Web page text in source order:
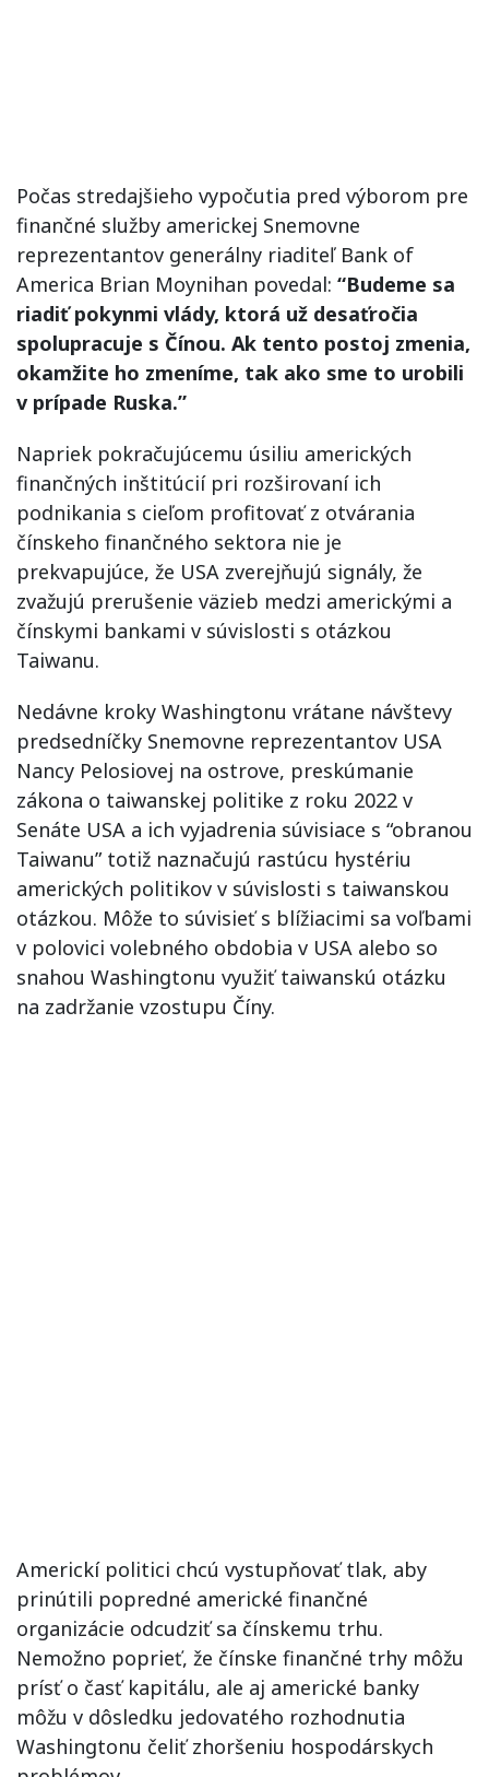
Počas stredajšieho vypočutia pred výborom pre
finančné služby americkej Snemovne
reprezentantov generálny riaditeľ Bank of
America Brian Moynihan povedal: “Budeme sa
riadiť pokynmi vlády, ktorá už desaťročia
spolupracuje s Čínou. Ak tento postoj zmenia,
okamžite ho zmeníme, tak ako sme to urobili
v prípade Ruska.”
Napriek pokračujúcemu úsiliu amerických
finančných inštitúcií pri rozširovaní ich
podnikania s cieľom profitovať z otvárania
čínskeho finančného sektora nie je
prekvapujúce, že USA zverejňujú signály, že
zvažujú prerušenie väzieb medzi americkými a
čínskymi bankami v súvislosti s otázkou
Taiwanu.
Nedávne kroky Washingtonu vrátane návštevy
predsedníčky Snemovne reprezentantov USA
Nancy Pelosiovej na ostrove, preskúmanie
zákona o taiwanskej politike z roku 2022 v
Senáte USA a ich vyjadrenia súvisiace s “obranou
Taiwanu” totiž naznačujú rastúcu hystériu
amerických politikov v súvislosti s taiwanskou
otázkou. Môže to súvisieť s blížiacimi sa voľbami
v polovici volebného obdobia v USA alebo so
snahou Washingtonu využiť taiwanskú otázku
na zadržanie vzostupu Číny.
Americkí politici chcú vystupňovať tlak, aby
prinútili popredné americké finančné
organizácie odcudziť sa čínskemu trhu.
Nemožno poprieť, že čínske finančné trhy môžu
prísť o časť kapitálu, ale aj americké banky
môžu v dôsledku jedovatého rozhodnutia
Washingtonu čeliť zhoršeniu hospodárskych